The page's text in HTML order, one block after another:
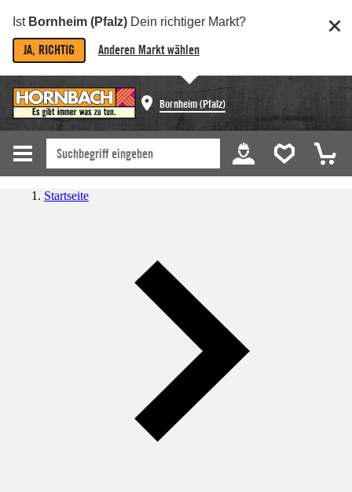
Ist Bornheim (Pfalz) Dein richtiger Markt?
JA, RICHTIG Anderen Markt wählen
Bornheim (Pfalz)
Startseite